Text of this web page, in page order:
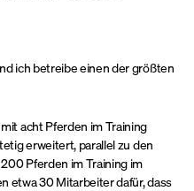
ich betreibe einen der größten
acht Pferden im Training
erweitert, parallel zu den
Pferden im Training im
etwa 30 Mitarbeiter dafür, dass